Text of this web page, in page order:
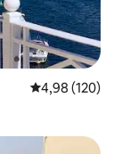
4,98 (120)